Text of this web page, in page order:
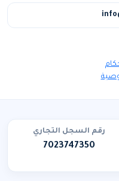
رقم السجل التجاري
7023747350